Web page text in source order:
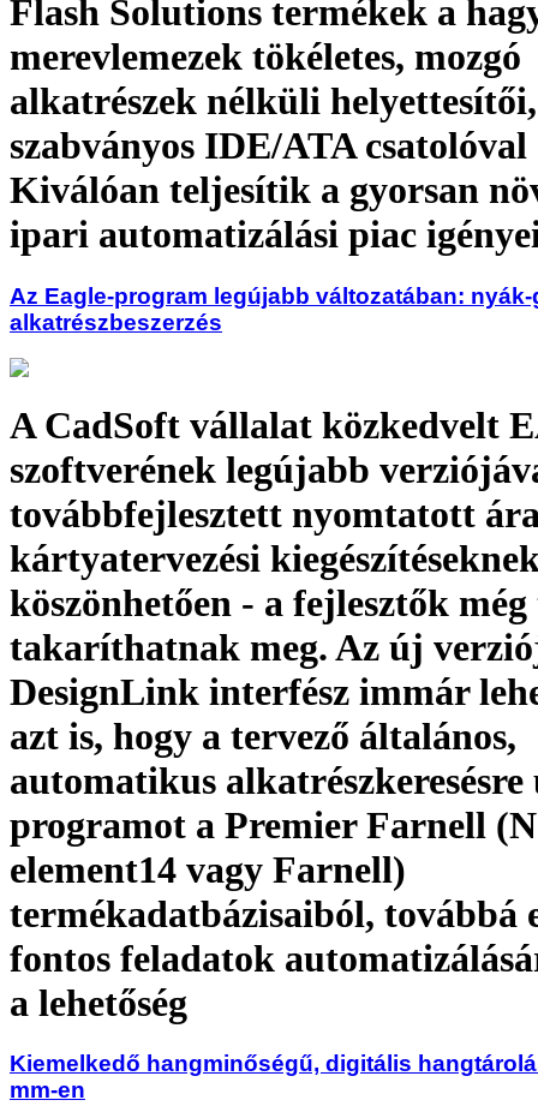
Flash Solutions termékek a
merevlemezek tökéletes, mozgó
alkatrészek nélküli helyettesítői,
szabványos IDE/ATA
Kiválóan teljesítik a gyorsan
ipari automatizálási piac
Az Eagle-program legújabb változatában:
alkatrészbeszerzés
A CadSoft vállalat közkedvelt
szoftverének legújabb
továbbfejlesztett nyomtatott
kártyatervezési
köszönhetően - a fejlesztők
takaríthatnak meg. Az új
DesignLink interfész immár
azt is, hogy a tervező általános,
automatikus alkatrészkeresésre
programot a Premier Farnell
element14 vagy Farnell)
termékadatbázisaiból, továbbá
fontos feladatok
a lehetőség
Kiemelkedő hangminőségű, digitális
mm-en